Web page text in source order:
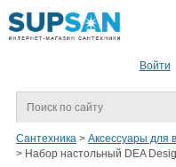
Войти
Сантехника > Аксессуары для
> Набор настольный DEA